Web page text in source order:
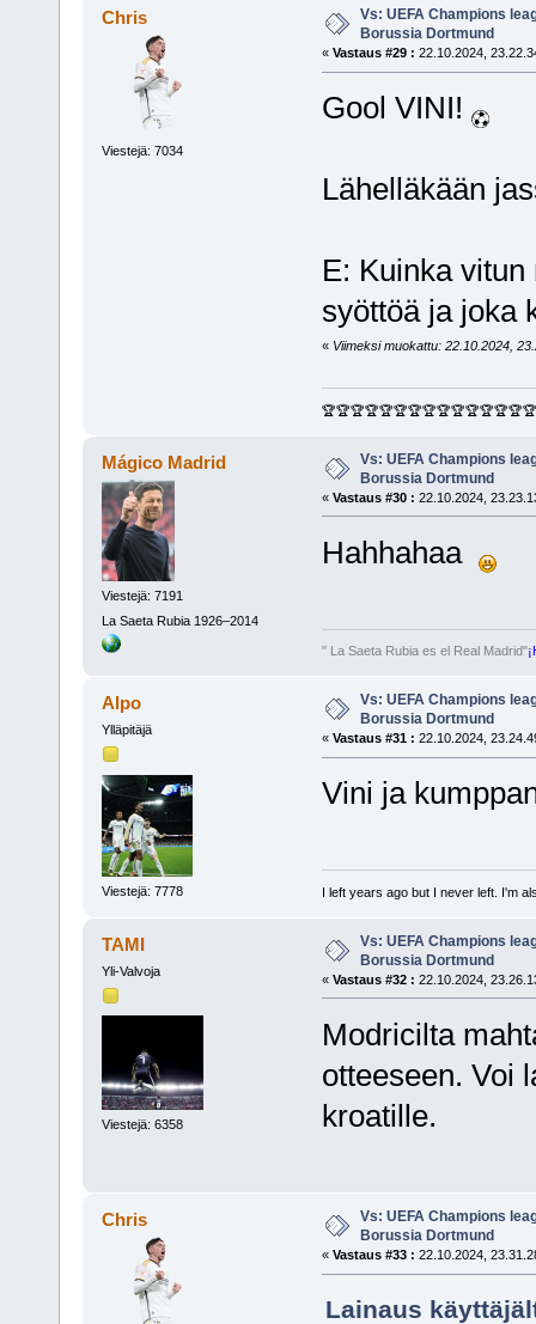
Chris
Viestejä: 7034
Vs: UEFA Champions
Borussia Dortmund
« Vastaus #29 : 22.10.2024,
Gool VINI!
Lähelläkään
E: Kuinka
syöttöä ja joka
« Viimeksi muokattu: 22.10.2024,
🏆🏆🏆🏆🏆🏆🏆🏆🏆🏆🏆🏆🏆🏆🏆
Mágico Madrid
Viestejä: 7191
La Saeta Rubia 1926–2014
Vs: UEFA Champions
Borussia Dortmund
« Vastaus #30 : 22.10.2024,
Hahhahaa
" La Saeta Rubia es el Real Madrid"
Alpo
Ylläpitäjä
Viestejä: 7778
Vs: UEFA Champions
Borussia Dortmund
« Vastaus #31 : 22.10.2024,
Vini ja
I left years ago but I never left. I'm
TAMI
Yli-Valvoja
Viestejä: 6358
Vs: UEFA Champions
Borussia Dortmund
« Vastaus #32 : 22.10.2024,
Modricilta
otteeseen. Voi
kroatille.
Chris
Vs: UEFA Champions
Borussia Dortmund
« Vastaus #33 : 22.10.2024,
Lainaus